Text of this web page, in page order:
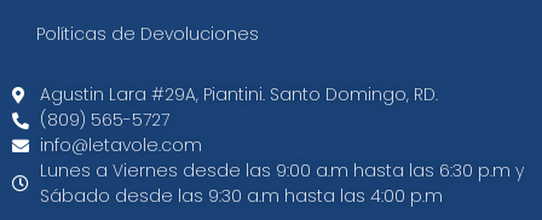
Políticas de Devoluciones
Agustin Lara #29A, Piantini. Santo Domingo, RD.​
(809) 565-5727
info@letavole.com
Lunes a Viernes desde las 9:00 a.m hasta las 6:30 p.m y
Sábado desde las 9:30 a.m hasta las 4:00 p.m